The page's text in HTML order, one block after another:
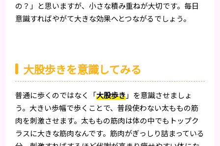
の？」と思いますが、小さな積み重ねが大切です。毎日
意識すればやがて大きな効果へとつながるでしょう。
大股歩きを意識してみる
普通に歩くのではなく「大股歩き」を意識させましょ
う。大きい歩幅で歩くことで、普段使わない太ももの筋
肉を刺激させます。太ももの筋肉は体の中でもトップク
ラスに大きな筋肉なんです。筋肉がぎっしり詰まっている